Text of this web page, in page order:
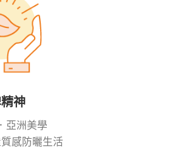
神
亞洲美學
感防曬生活